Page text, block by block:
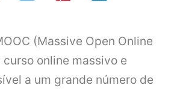
(Massive Open Online
curso online massivo e
a um grande número de